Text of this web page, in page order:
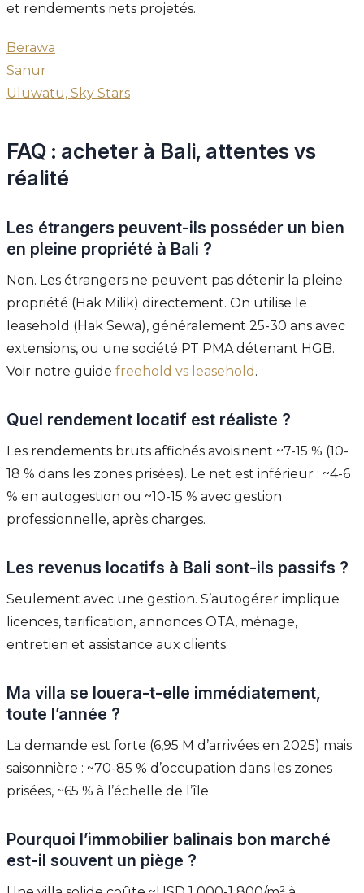
et rendements nets projetés.
Berawa
Sanur
Uluwatu, Sky Stars
FAQ : acheter à Bali, attentes vs
réalité
Les étrangers peuvent-ils posséder un bien
en pleine propriété à Bali ?
Non. Les étrangers ne peuvent pas détenir la pleine
propriété (Hak Milik) directement. On utilise le
leasehold (Hak Sewa), généralement 25-30 ans avec
extensions, ou une société PT PMA détenant HGB.
Voir notre guide freehold vs leasehold .
Quel rendement locatif est réaliste ?
Les rendements bruts affichés avoisinent ~7-15 % (10-
18 % dans les zones prisées). Le net est inférieur : ~4-6
% en autogestion ou ~10-15 % avec gestion
professionnelle, après charges.
Les revenus locatifs à Bali sont-ils passifs ?
Seulement avec une gestion. S’autogérer implique
licences, tarification, annonces OTA, ménage,
entretien et assistance aux clients.
Ma villa se louera-t-elle immédiatement,
toute l’année ?
La demande est forte (6,95 M d’arrivées en 2025) mais
saisonnière : ~70-85 % d’occupation dans les zones
prisées, ~65 % à l’échelle de l’île.
Pourquoi l’immobilier balinais bon marché
est-il souvent un piège ?